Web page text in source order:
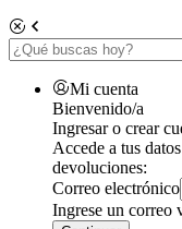
Mi cuenta
Bienvenido/a
Ingresar o crear
Accede a tus
devoluciones:
Correo electrónico
Ingrese un correo